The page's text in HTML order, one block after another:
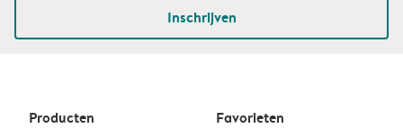
Inschrijven
Producten Favorieten